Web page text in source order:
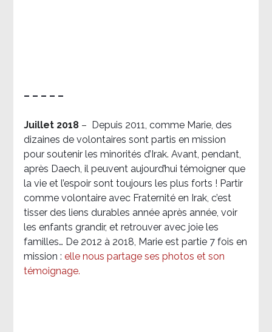
– – – – –
Juillet 2018 –
Depuis 2011, comme Marie, des
dizaines de volontaires sont partis en mission
pour soutenir les minorités d’Irak. Avant, pendant,
après Daech, il peuvent aujourd’hui témoigner que
la vie et l’espoir sont toujours les plus forts ! Partir
comme volontaire avec Fraternité en Irak, c’est
tisser des liens durables année après année, voir
les enfants grandir, et retrouver avec joie les
familles… De 2012 à 2018, Marie est partie 7 fois en
mission : elle nous partage ses photos et son
témoignage.